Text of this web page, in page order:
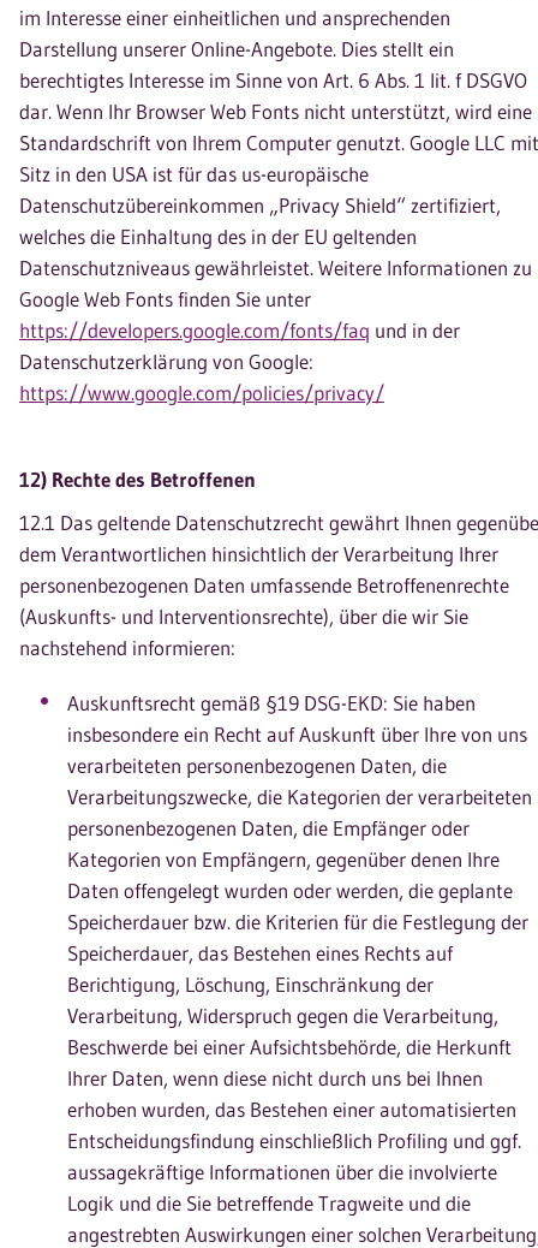
im Interesse einer einheitlichen und ansprechenden
Darstellung unserer Online-Angebote. Dies stellt ein
berechtigtes Interesse im Sinne von Art. 6 Abs. 1 lit. f DSGVO
dar. Wenn Ihr Browser Web Fonts nicht unterstützt, wird eine
Standardschrift von Ihrem Computer genutzt. Google LLC mit
Sitz in den USA ist für das us-europäische
Datenschutzübereinkommen „Privacy Shield“ zertifiziert,
welches die Einhaltung des in der EU geltenden
Datenschutzniveaus gewährleistet. Weitere Informationen zu
Google Web Fonts finden Sie unter
https://developers.google.com/fonts/faq und in der
Datenschutzerklärung von Google:
https://www.google.com/policies/privacy/
12) Rechte des Betroffenen
12.1 Das geltende Datenschutzrecht gewährt Ihnen
dem Verantwortlichen hinsichtlich der Verarbeitung Ihrer
personenbezogenen Daten umfassende Betroffenenrechte
(Auskunfts- und Interventionsrechte), über die wir Sie
nachstehend informieren:
Auskunftsrecht gemäß §19 DSG-EKD: Sie haben
insbesondere ein Recht auf Auskunft über Ihre von uns
verarbeiteten personenbezogenen Daten, die
Verarbeitungszwecke, die Kategorien der verarbeiteten
personenbezogenen Daten, die Empfänger oder
Kategorien von Empfängern, gegenüber denen Ihre
Daten offengelegt wurden oder werden, die geplante
Speicherdauer bzw. die Kriterien für die Festlegung der
Speicherdauer, das Bestehen eines Rechts auf
Berichtigung, Löschung, Einschränkung der
Verarbeitung, Widerspruch gegen die Verarbeitung,
Beschwerde bei einer Aufsichtsbehörde, die Herkunft
Ihrer Daten, wenn diese nicht durch uns bei Ihnen
erhoben wurden, das Bestehen einer automatisierten
Entscheidungsfindung einschließlich Profiling und ggf.
aussagekräftige Informationen über die involvierte
Logik und die Sie betreffende Tragweite und die
angestrebten Auswirkungen einer solchen